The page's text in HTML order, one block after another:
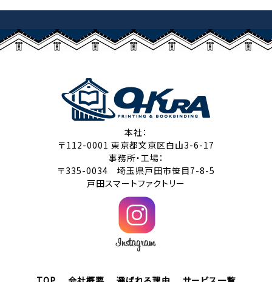
本社：
〒112-0001 東京都文京区白山3-6-17
事務所・工場：
〒335-0034 埼玉県戸田市笹目7-8-5
戸田スマートファクトリー